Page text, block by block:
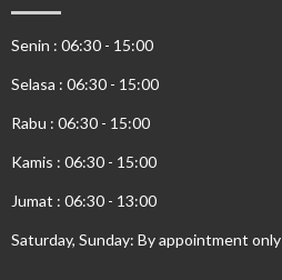
Senin : 06:30 - 15:00
Selasa : 06:30 - 15:00
Rabu : 06:30 - 15:00
Kamis : 06:30 - 15:00
Jumat : 06:30 - 13:00
Saturday, Sunday: By appointment only